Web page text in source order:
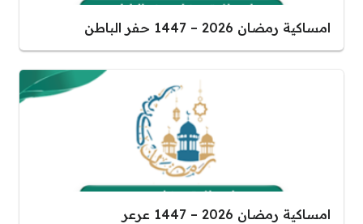
امساكية رمضان 2026 – 1447 حفر الباطن
امساكية رمضان 2026 – 1447 عرعر